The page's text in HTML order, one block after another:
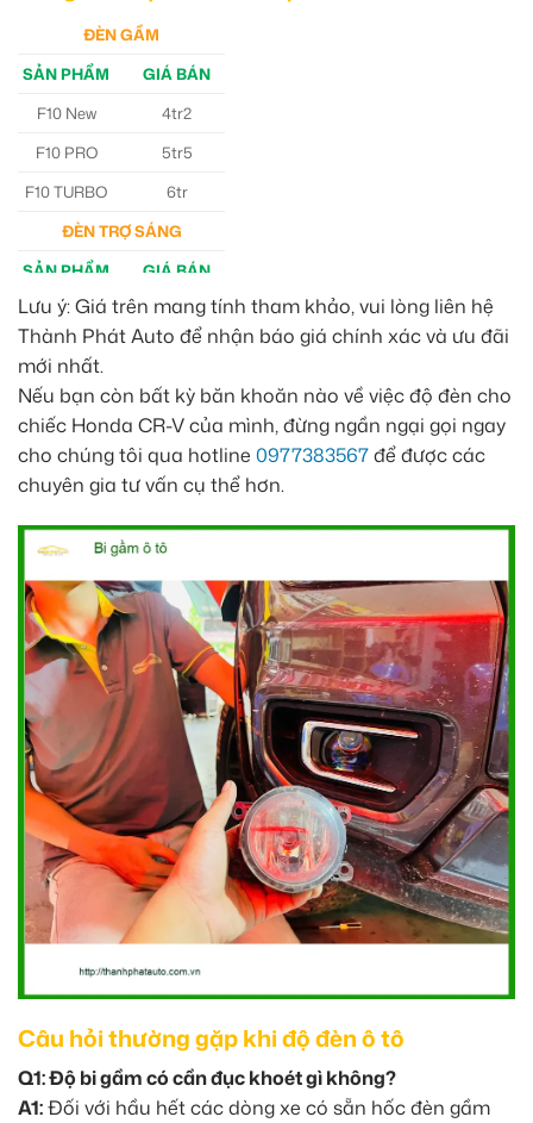
ĐÈN GẦM
SẢN PHẨM
GIÁ BÁN
F10 New
4tr2
F10 PRO
5tr5
F10 TURBO
6tr
ĐÈN TRỢ SÁNG
SẢN PHẨM
GIÁ BÁN
M30 Ultra
4tr5
Aozoom EX3
5tr
Lưu ý: Giá trên mang tính tham khảo, vui lòng liên hệ
Thành Phát Auto để nhận báo giá chính xác và ưu đãi
mới nhất.
Nếu bạn còn bất kỳ băn khoăn nào về việc độ đèn cho
chiếc Honda CR-V của mình, đừng ngần ngại gọi ngay
cho chúng tôi qua hotline 0977383567để được các
chuyên gia tư vấn cụ thể hơn.
Câu hỏi thường gặp khi độ đèn ô tô
Q1: Độ bi gầm có cần đục khoét gì không?
A1:Đối với hầu hết các dòng xe có sẵn hốc đèn gầm